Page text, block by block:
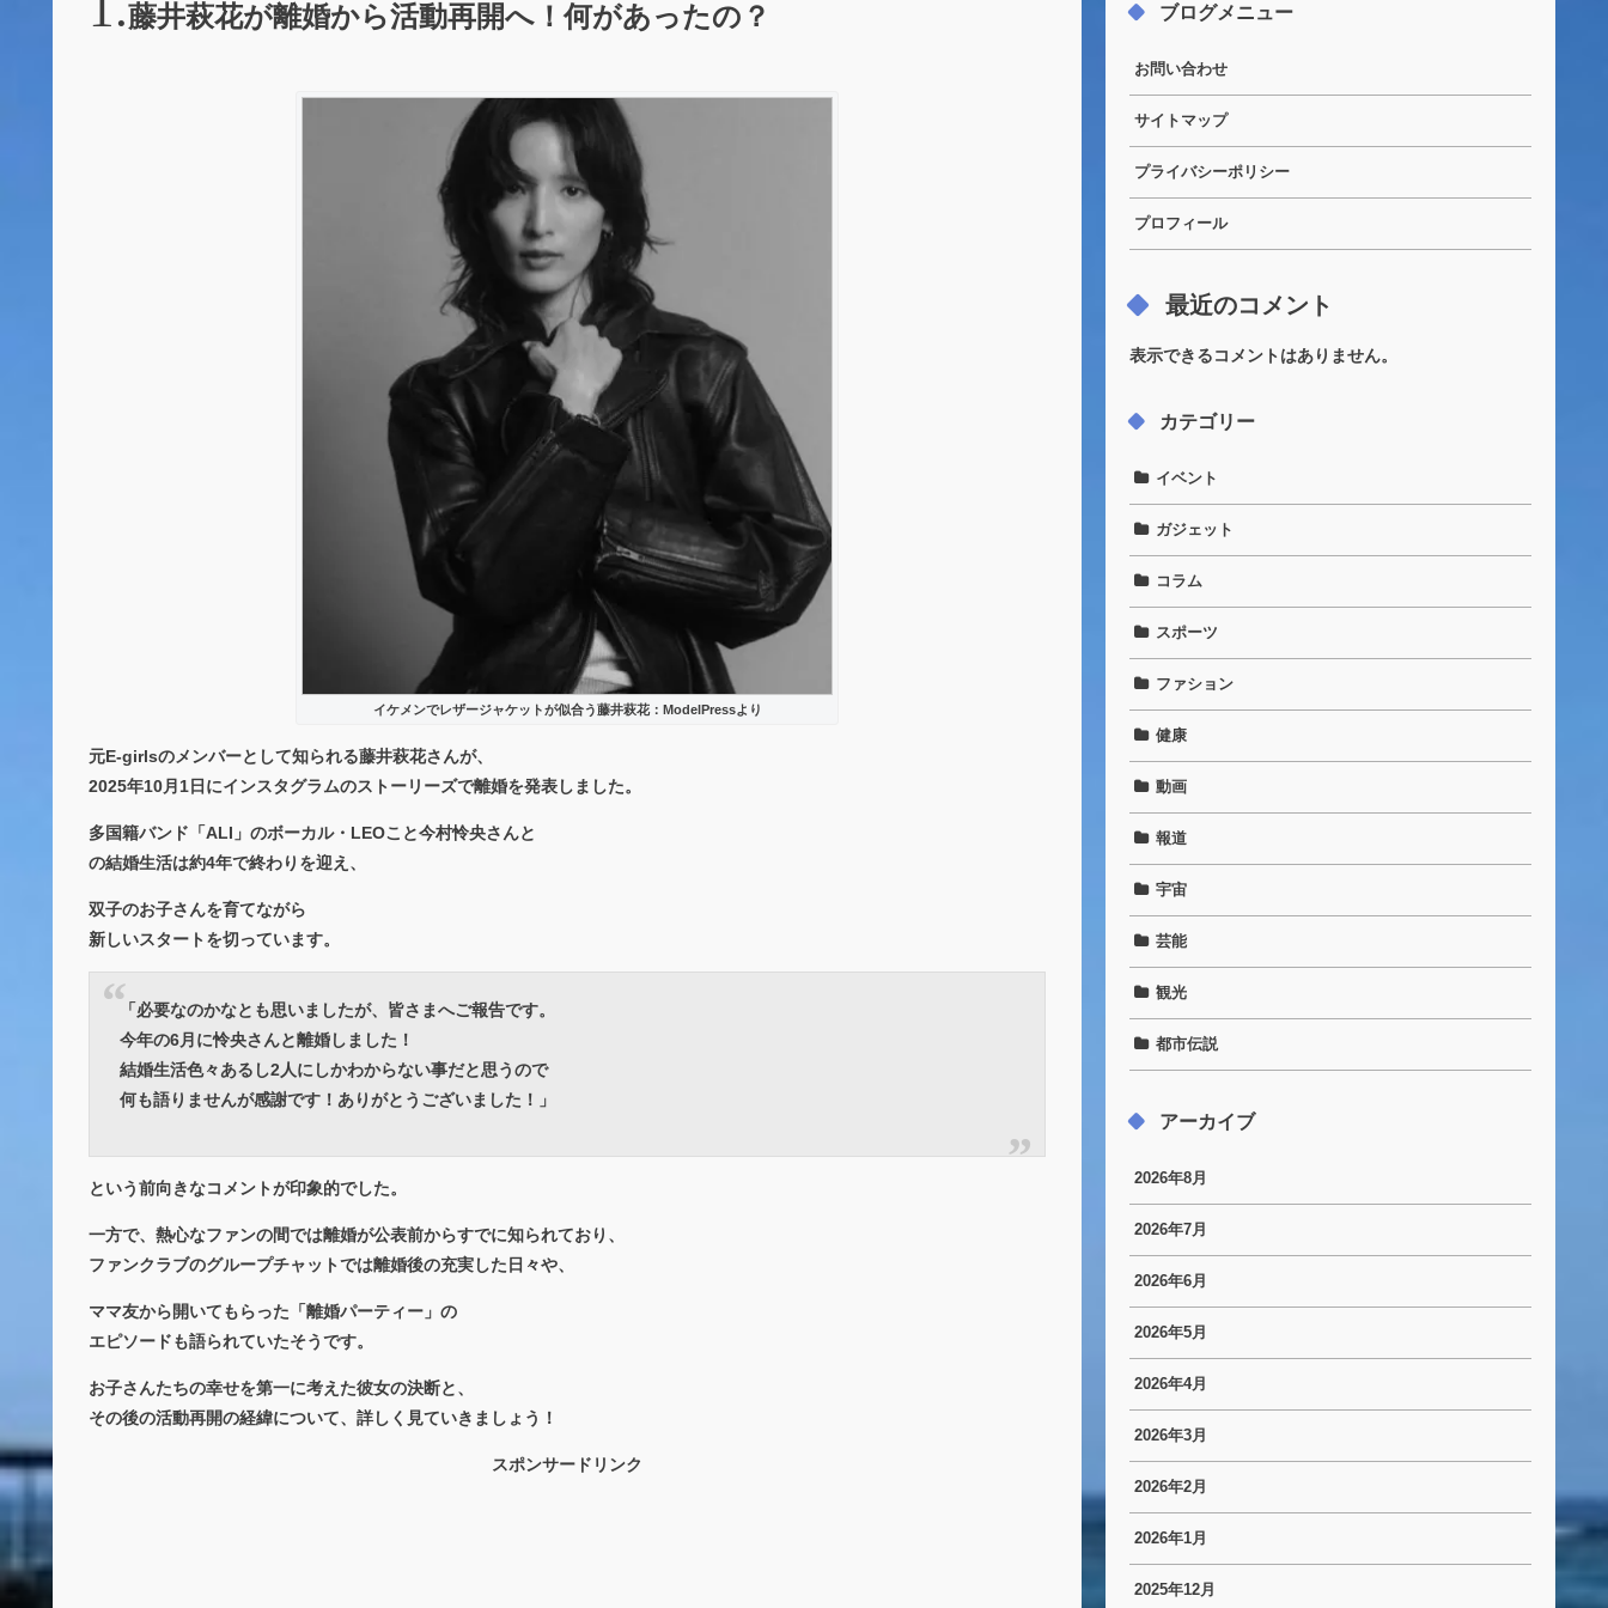
藤井萩花が離婚から活動再開へ！何があったの？
イケメンでレザージャケットが似合う藤井萩花：ModelPressより
元E-girlsのメンバーとして知られる藤井萩花さんが、
2025年10月1日にインスタグラムのストーリーズで離婚を発表しました。
多国籍バンド「ALI」のボーカル・LEOこと今村怜央さんと
の結婚生活は約4年で終わりを迎え、
双子のお子さんを育てながら
新しいスタートを切っています。
「必要なのかなとも思いましたが、皆さまへご報告です。
今年の6月に怜央さんと離婚しました！
結婚生活色々あるし2人にしかわからない事だと思うので
何も語りませんが感謝です！ありがとうございました！」
という前向きなコメントが印象的でした。
一方で、熱心なファンの間では離婚が公表前からすでに知られており、
ファンクラブのグループチャットでは離婚後の充実した日々や、
ママ友から開いてもらった「離婚パーティー」の
エピソードも語られていたそうです。
お子さんたちの幸せを第一に考えた彼女の決断と、
その後の活動再開の経緯について、詳しく見ていきましょう！
スポンサードリンク
ブログメニュー
お問い合わせ
サイトマップ
プライバシーポリシー
プロフィール
最近のコメント
表示できるコメントはありません。
カテゴリー
イベント
ガジェット
コラム
スポーツ
ファション
健康
動画
報道
宇宙
芸能
観光
都市伝説
アーカイブ
2026年8月
2026年7月
2026年6月
2026年5月
2026年4月
2026年3月
2026年2月
2026年1月
2025年12月